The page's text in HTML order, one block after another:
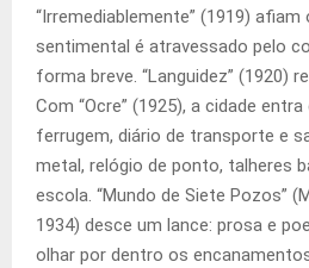
“Irremediablemente” (1919)
sentimental é atravessado pelo
forma breve. “Languidez” (1920)
Com “Ocre” (1925), a cidade
ferrugem, diário de transporte e
metal, relógio de ponto, talheres
escola. “Mundo de Siete Pozos”
1934) desce um lance: prosa e
olhar por dentro os